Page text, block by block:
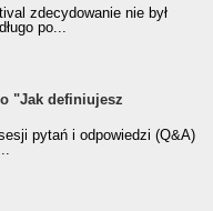
zdecydowanie nie był
po...
"Jak definiujesz
pytań i odpowiedzi (Q&A)